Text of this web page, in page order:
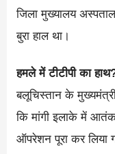
जिला मुख्यालय अस्पताल
बुरा हाल था।
हमले में टीटीपी का
बलूचिस्तान के
कि मांगी इलाके में
ऑपरेशन पूरा कर लिया